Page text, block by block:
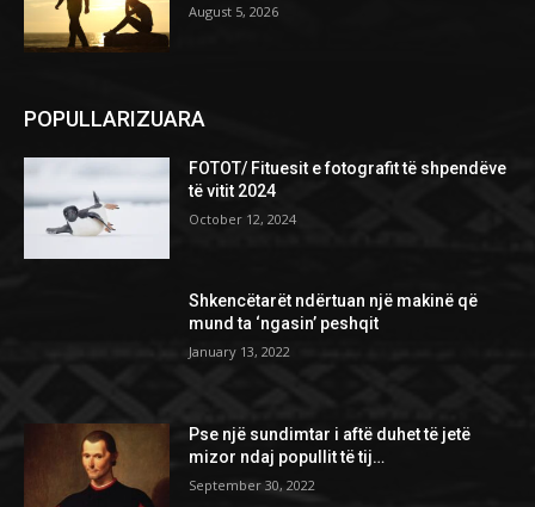
August 5, 2026
POPULLARIZUARA
FOTOT/ Fituesit e fotografit të shpendëve
të vitit 2024
October 12, 2024
Shkencëtarët ndërtuan një makinë që
mund ta ‘ngasin’ peshqit
January 13, 2022
Pse një sundimtar i aftë duhet të jetë
mizor ndaj popullit të tij…
September 30, 2022